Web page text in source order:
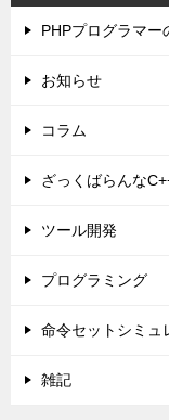
PHPプログラマー
お知らせ
コラム
ざっくばらんな
ツール開発
プログラミング
命令セットシミュ
雑記